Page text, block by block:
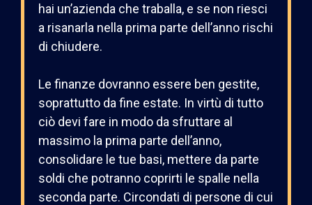
hai un’azienda che traballa, e se non riesci
a risanarla nella prima parte dell’anno rischi
di chiudere.
Le finanze dovranno essere ben gestite,
soprattutto da fine estate. In virtù di tutto
ciò devi fare in modo da sfruttare al
massimo la prima parte dell’anno,
consolidare le tue basi, mettere da parte
soldi che potranno coprirti le spalle nella
seconda parte. Circondati di persone di cui